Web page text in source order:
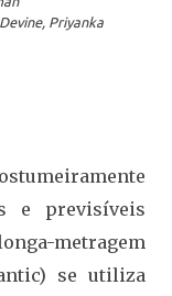
Priyanka
e previsíveis
metragem
se utiliza